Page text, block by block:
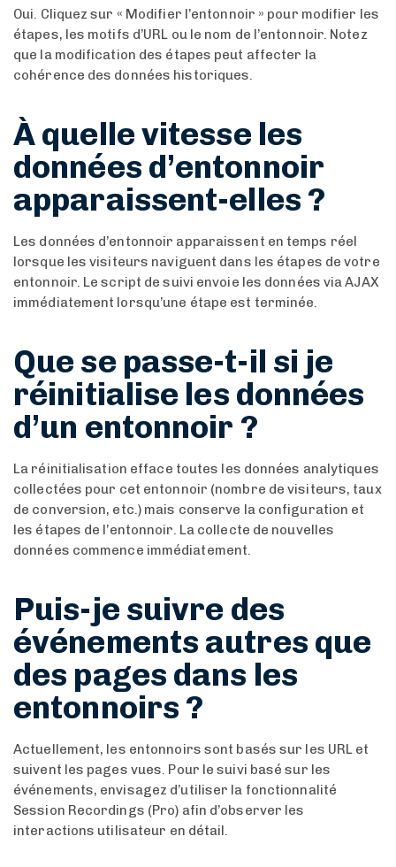
Oui. Cliquez sur « Modifier l’entonnoir » pour modifier les
étapes, les motifs d’URL ou le nom de l’entonnoir. Notez
que la modification des étapes peut affecter la
cohérence des données historiques.
À quelle vitesse les
données d’entonnoir
apparaissent-elles ?
Les données d’entonnoir apparaissent en temps réel
lorsque les visiteurs naviguent dans les étapes de votre
entonnoir. Le script de suivi envoie les données via AJAX
immédiatement lorsqu’une étape est terminée.
Que se passe-t-il si je
réinitialise les données
d’un entonnoir ?
La réinitialisation efface toutes les données analytiques
collectées pour cet entonnoir (nombre de visiteurs, taux
de conversion, etc.) mais conserve la configuration et
les étapes de l’entonnoir. La collecte de nouvelles
données commence immédiatement.
Puis-je suivre des
événements autres que
des pages dans les
entonnoirs ?
Actuellement, les entonnoirs sont basés sur les URL et
suivent les pages vues. Pour le suivi basé sur les
événements, envisagez d’utiliser la fonctionnalité
Session Recordings (Pro) afin d’observer les
interactions utilisateur en détail.